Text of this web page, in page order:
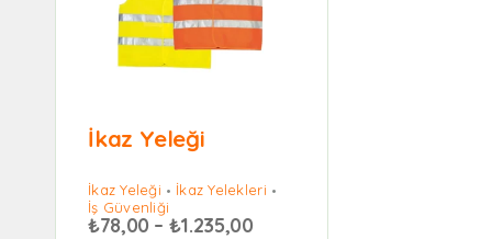
İkaz Yeleği
İkaz Yeleği
İkaz Yelekleri
İş Güvenliği
₺78,00 – ₺1.235,00